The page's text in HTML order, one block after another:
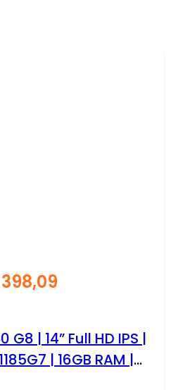
G8 | 14” Full HD IPS |
| 16GB RAM |